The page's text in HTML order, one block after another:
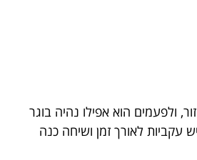
ולפעמים הוא אפילו נהיה בוגר
עקביות לאורך זמן ושיחה כנה